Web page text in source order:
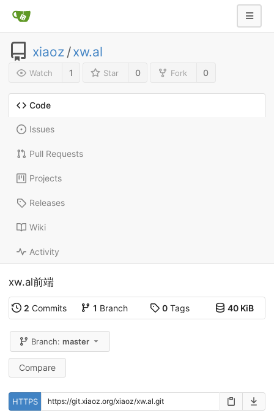
xiaoz /xw.al
Watch 1 Star 0 Fork 0
Code
Issues
Pull Requests
Projects
Releases
Wiki
Activity
xw.al前端
2 Commits 1 Branch 0Tags 40 KiB
Branch:master
Compare
HTTPS